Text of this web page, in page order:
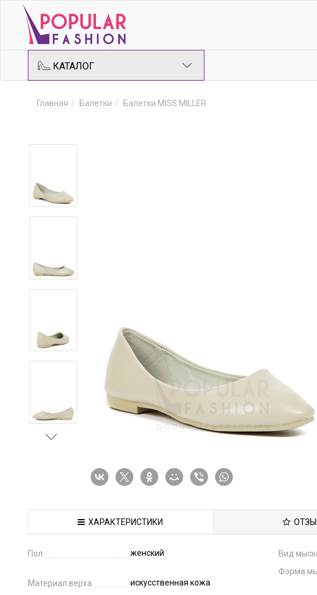
КАТАЛОГ
Главная Балетки Балетки MISS MILLER
ХАРАКТЕРИСТИКИ
Пол женский
Материал верха
искусственная кожа
Вид
Форма